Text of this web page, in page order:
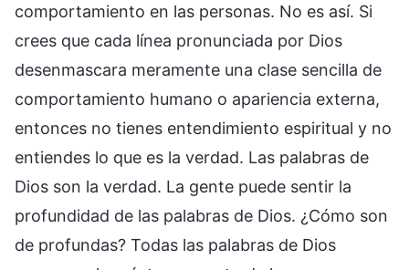
comportamiento en las personas. No es así. Si
crees que cada línea pronunciada por Dios
desenmascara meramente una clase sencilla de
comportamiento humano o apariencia externa,
entonces no tienes entendimiento espiritual y no
entiendes lo que es la verdad. Las palabras de
Dios son la verdad. La gente puede sentir la
profundidad de las palabras de Dios. ¿Cómo son
de profundas? Todas las palabras de Dios